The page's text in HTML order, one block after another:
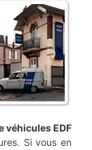
véhicules EDF
Si vous en